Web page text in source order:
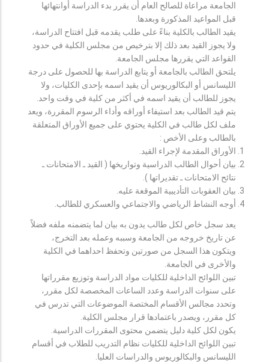
الجامعة مراعاة للصالح العام أن يقرر بدء الدراسة أوانتهائها
قبل المواعيد المذكورة وبعدها.
يقيد الطالب بالكلية بناءً على طلب يقدمه قبل افتتاح الدراسة،
ولا يجوز القيد بعد ذلك إلا بترخيص من مجلس الكلية في حدود
القواعد التي يقررها مجلس الجامعة.
يلتحق الطالب بالجامعة أو يتابع الدراسة بها للحصول على درجة
الليسانس أو البكالوريوس أن يقيد اسمه بإحدى الكليات، ولا
يجوز للطالب أن يقيد اسمه في أكثر من كلية في وقت واحد.
يتم قيد الطالب بعد استيفاء أوراقه وأداء الرسوم المقررة، ويعد
ملف لكل طالب في الكلية يحتوي على جميع الأوراق المتعلقة
بالطالب وعلى الأخص :
الأوراق المقدمة لإجراء القيد.
بيان أحوال الطالب الدراسية وتواريخها ( القيد ـ الامتحانات ـ
نتائح الامتحانات ـ تقديراتها ).
بيان العقوبات التأديبية الموقعة عليه.
أوجه النشاط الرياضي والاجتماعي والعسكري للطالب.
يعد سجل خاص لكل طالب يدون به بيان لما يتضمنه ملفه فضلاً
عن تاريخ خروجه من الجامعة وسببه وعمله بعد التخرج،
ويتكون هذا السجل من صورتين وتحفظ احداهما في الكلية
والأخرى في الجامعة.
تبين اللوائح الداخلية للكليات مواد الدراسة وتوزيع مقرراتها
على سنوات الدراسة وعدد الساعات المخصصة لكل مقرر،
وتحدد مجالس الأقسام المختصة الموضوعات التي تدرس في
كل مقرر، ويصدر باعتمادها قرار مجلس الكلية.
يكون لكل كلية دليل يتضمن محتوى المقررات الدراسية.
تبين اللوائح الداخلية للكليات نظام التدريب للطلاب في أقسام
الليسانس والبكالوريوس والدراسات العليا.